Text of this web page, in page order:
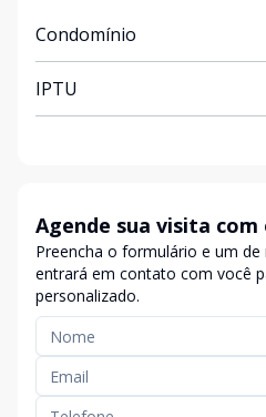
Condomínio
IPTU
Agende sua visita com
Preencha o formulário e um
entrará em contato com você
personalizado.